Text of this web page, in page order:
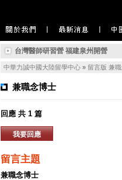
台灣醫師研習營 福建泉州開營
兩岸大學生新聞營 陸委會：符合
台灣醫師研習營 福建泉州開營
陸海外留學回溫！赴美人數下滑、
中華力誠中國大陸留學中心 » 留言版 兼
兼職念博士
回應 共 1 篇
我要回應
留言主題
兼職念博士